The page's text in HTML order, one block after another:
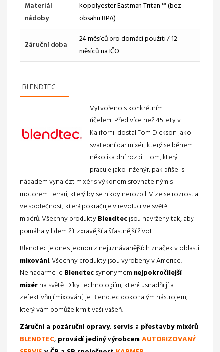
Materiál
nádoby
Kopolyester Eastman Tritan ™ (bez
obsahu BPA)
Záruční doba
24 měsíců pro domácí použití / 12
měsíců na IČO
BLENDTEC
Vytvořeno s konkrétním
účelem!Před více než 45 letyv
Kalifornii dostal Tom Dickson jako
svatební dar mixér, který se během
několika dní rozbil.Tom, který
pracuje jako inženýr, pak přišel s
nápadem vynalézt mixér s výkonem srovnatelným s
motorem Ferrari, který by se nikdy nerozbil.Vize se rozrostla
ve společnost, která pokračuje v revoluci ve světě
mixérů.Všechny produktyBlendtecjsou navrženy tak, aby
pomáhaly lidem žít zdravější a šťastnější život.
Blendtec je dnes jednou z nejuznávanějších značek v oblasti
mixování.Všechny produkty jsou vyrobeny v Americe.
Ne nadarmo je Blendtecsynonymem nejpokročilejší
mixérna světě. Díky technologiím, které usnadňují a
zefektivňují mixování, je Blendtec dokonalým nástrojem,
který vám pomůže krmit vaši vášeň.
Záruční a pozáruční opravy, servis a přestavby mixérů
BLENDTEC, provádí jediný výrobcemAUTORIZOVANÝ